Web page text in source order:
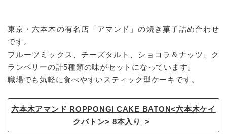
東京・六本木の有名店「アマンド」の焼き菓子詰め合わせ
です。
フルーツミックス、チーズタルト、ショコラ＆ナッツ、ク
ランベリーの計5種類の味がセットになっています。
職場でも気軽に食べやすいスティック型ケーキです。
六本木アマンド ROPPONGI CAKE BATON<六本木ケイ
クバトン> 8本入り